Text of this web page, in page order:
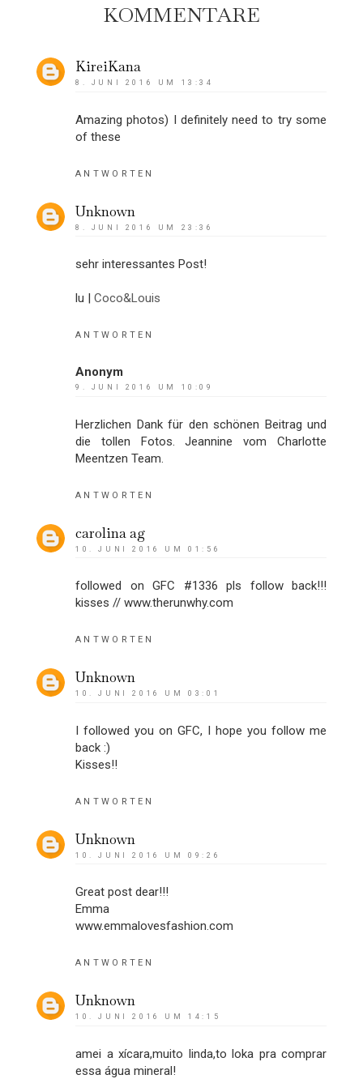
KOMMENTARE
KireiKana
8. JUNI 2016 UM 13:34
Amazing photos) I definitely need to try some
of these
ANTWORTEN
Unknown
8. JUNI 2016 UM 23:36
sehr interessantes Post!
lu | Coco&Louis
ANTWORTEN
Anonym
9. JUNI 2016 UM 10:09
Herzlichen Dank für den schönen Beitrag und
die tollen Fotos. Jeannine vom Charlotte
Meentzen Team.
ANTWORTEN
carolina ag
10. JUNI 2016 UM 01:56
followed on GFC #1336 pls follow back!!!
kisses // www.therunwhy.com
ANTWORTEN
Unknown
10. JUNI 2016 UM 03:01
I followed you on GFC, I hope you follow me
back :)
Kisses!!
ANTWORTEN
Unknown
10. JUNI 2016 UM 09:26
Great post dear!!!
Emma
www.emmalovesfashion.com
ANTWORTEN
Unknown
10. JUNI 2016 UM 14:15
amei a xícara,muito linda,to loka pra comprar
essa água mineral!